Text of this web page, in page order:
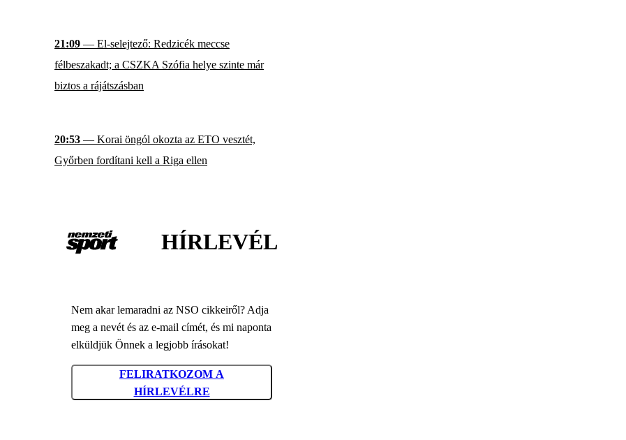
21:09 — El-selejtező: Redzicék meccse
félbeszakadt; a CSZKA Szófia helye szinte már
biztos a rájátszásban
20:53 — Korai öngól okozta az ETO vesztét,
Győrben fordítani kell a Riga ellen
HÍRLEVÉL
Nem akar lemaradni az NSO cikkeiről? Adja
meg a nevét és az e-mail címét, és mi naponta
elküldjük Önnek a legjobb írásokat!
FELIRATKOZOM A
HÍRLEVÉLRE